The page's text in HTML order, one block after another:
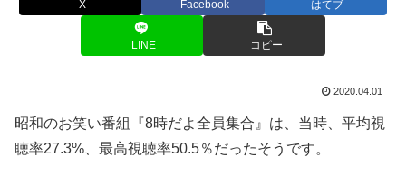
X Facebook はてブ
LINE コピー
2020.04.01
昭和のお笑い番組『8時だよ全員集合』は、当時、平均視
聴率27.3%、最高視聴率50.5％だったそうです。